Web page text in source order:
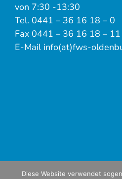
von 7:30 -13:30
Tel. 0441 – 36 16 18 – 0
Fax 0441 – 36 16 18 – 11
E-Mail info(at)fws-
Diese Website verwendet